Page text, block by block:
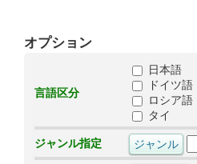
オプション
言語区分
日本語
ドイツ語
ロシア語
タイ
ジャンル指定